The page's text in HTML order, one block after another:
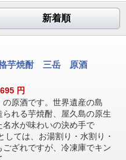
新着順
芋焼酎 三岳 原酒
円
原酒です。世界遺産の島
られる芋焼酎、屋久島の原生
名水が味わいの決め手で
ては、お湯割り・水割り・
ござれですが、冷凍庫でキン